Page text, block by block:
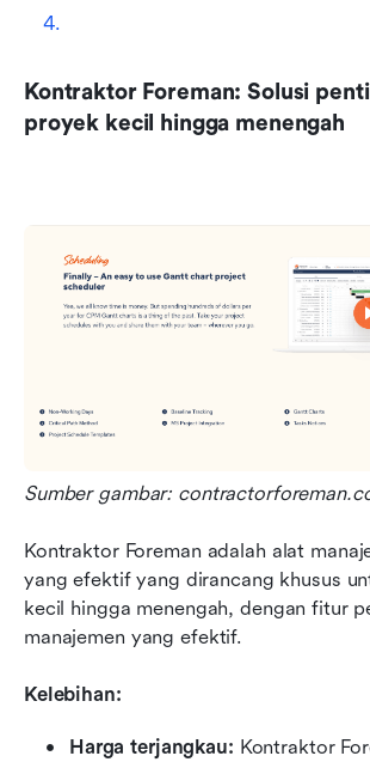
Kontraktor Foreman: Solusi
proyek kecil hingga menengah
Sumber gambar:
Kontraktor Foreman adalah alat
yang efektif yang dirancang khusus
kecil hingga menengah, dengan fitur
manajemen yang efektif.
Kelebihan:
Harga terjangkau: Kontraktor